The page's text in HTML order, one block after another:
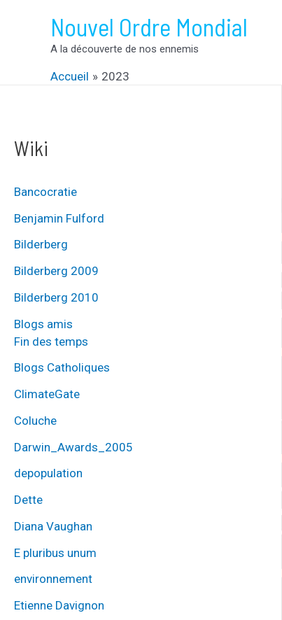
Nouvel Ordre Mondial
A la découverte de nos ennemis
Accueil 2023
Wiki
Bancocratie
Benjamin Fulford
Bilderberg
Bilderberg 2009
Bilderberg 2010
Blogs amis
Fin des temps
Blogs Catholiques
ClimateGate
Coluche
Darwin_Awards_2005
depopulation
Dette
Diana Vaughan
E pluribus unum
environnement
Etienne Davignon